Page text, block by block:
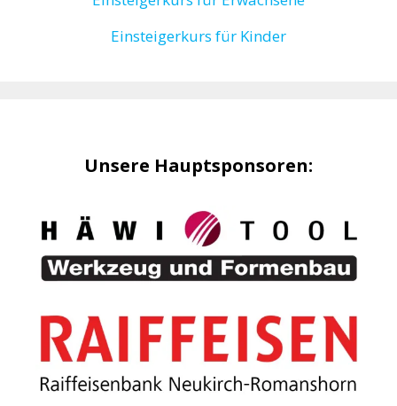
Einsteigerkurs für Kinder
Unsere Hauptsponsoren: